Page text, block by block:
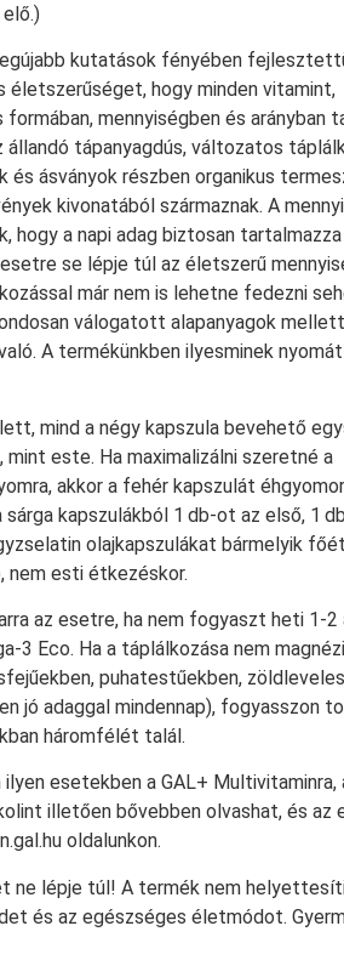
kutatások fényében
hogy minden vitamint,
mennyiségben és arányban
tápanyagdús, változatos
és ásványok részben organikus
kivonatából származnak. A
a napi adag biztosan tartalmazza
se lépje túl az életszerű
már nem is lehetne fedezni
válogatott alapanyagok
A termékünkben ilyesminek
mind a négy kapszula bevehető
este. Ha maximalizálni szeretné a
akkor a fehér kapszulát
kapszulákból 1 db-ot az első, 1
olajkapszulákat bármelyik
nem esti étkezéskor.
az esetre, ha nem fogyaszt heti 1-2
3 Eco. Ha a táplálkozása nem
puhatestűekben, zöldleveles
jó adaggal mindennap), fogyasszon
háromfélét talál.
esetekben a GAL+
illetően bővebben olvashat, és az
oldalunkon.
ne lépje túl! A termék nem
és az egészséges életmódot.